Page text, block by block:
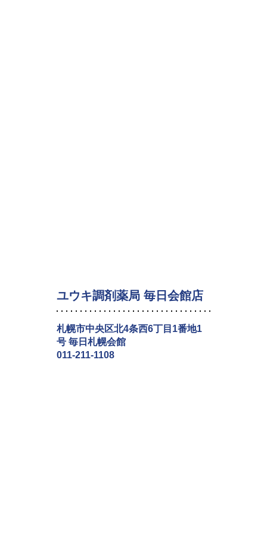
ユウキ調剤薬局 毎日会館店
札幌市中央区北4条西6丁目1番地1
号 毎日札幌会館
011-211-1108